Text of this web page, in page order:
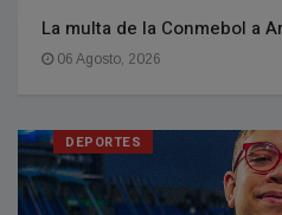
La multa de la Conmebol a
06 Agosto, 2026
DEPORTES